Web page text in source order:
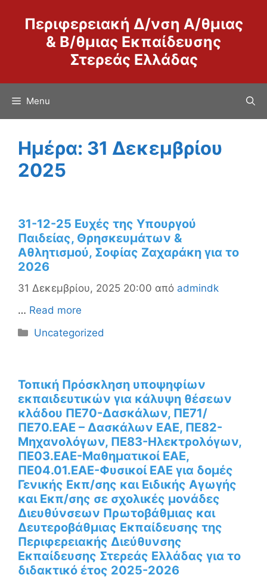
περιεχόμενο
Περιφερειακή Δ/νση Α/θμιας
& Β/θμιας Εκπαίδευσης
Στερεάς Ελλάδας
Menu
Ημέρα: 31 Δεκεμβρίου
2025
31-12-25 Ευχές της Υπουργού
Παιδείας, Θρησκευμάτων &
Αθλητισμού, Σοφίας Ζαχαράκη για το
2026
31 Δεκεμβρίου, 2025 20:00 από admindk
… Read more
Κατηγορίες
Uncategorized
Τοπική Πρόσκληση υποψηφίων
εκπαιδευτικών για κάλυψη θέσεων
κλάδου ΠΕ70-Δασκάλων, ΠΕ71/
ΠΕ70.ΕΑΕ – Δασκάλων ΕΑΕ, ΠΕ82-
Μηχανολόγων, ΠΕ83-Ηλεκτρολόγων,
ΠΕ03.ΕΑΕ-Μαθηματικοί ΕΑΕ,
ΠΕ04.01.ΕΑΕ-Φυσικοί ΕΑΕ για δομές
Γενικής Εκπ/σης και Ειδικής Αγωγής
και Εκπ/σης σε σχολικές μονάδες
Διευθύνσεων Πρωτοβάθμιας και
Δευτεροβάθμιας Εκπαίδευσης της
Περιφερειακής Διεύθυνσης
Εκπαίδευσης Στερεάς Ελλάδας για το
διδακτικό έτος 2025-2026